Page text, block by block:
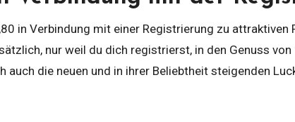
in Verbindung mit einer Registrierung zu
nur weil du dich registrierst, in den Genuss
die neuen und in ihrer Beliebtheit steigenden